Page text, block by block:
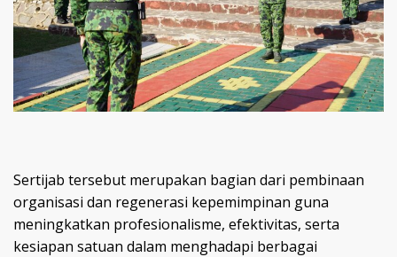
Sertijab tersebut merupakan bagian dari pembinaan
organisasi dan regenerasi kepemimpinan guna
meningkatkan profesionalisme, efektivitas, serta
kesiapan satuan dalam menghadapi berbagai